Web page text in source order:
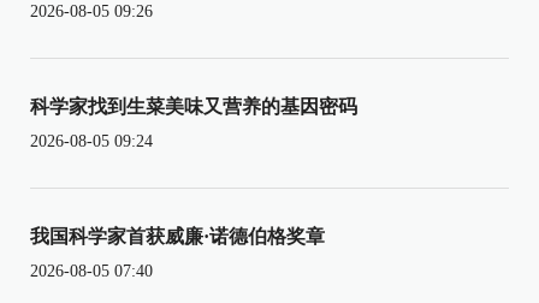
2026-08-05 09:26
科学家找到生菜美味又营养的基因密码
2026-08-05 09:24
我国科学家首获威廉·诺德伯格奖章
2026-08-05 07:40